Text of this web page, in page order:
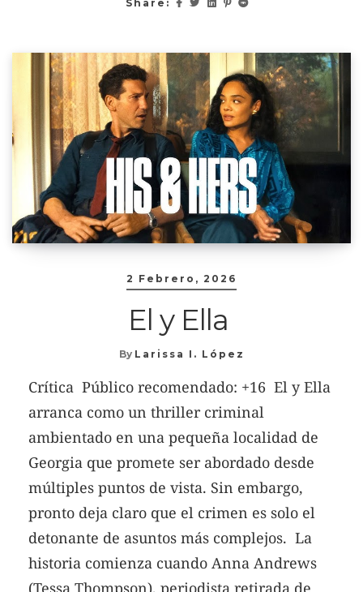
Share:
2 Febrero, 2026
El y Ella
By Larissa I. López
Crítica Público recomendado: +16 El y Ella
arranca como un thriller criminal
ambientado en una pequeña localidad de
Georgia que promete ser abordado desde
múltiples puntos de vista. Sin embargo,
pronto deja claro que el crimen es solo el
detonante de asuntos más complejos. La
historia comienza cuando Anna Andrews
(Tessa Thompson), periodista retirada de